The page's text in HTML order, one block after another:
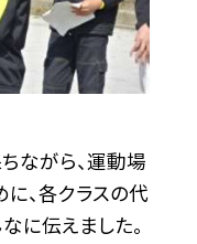
ながら、運動場
、各クラスの代
に伝えました。